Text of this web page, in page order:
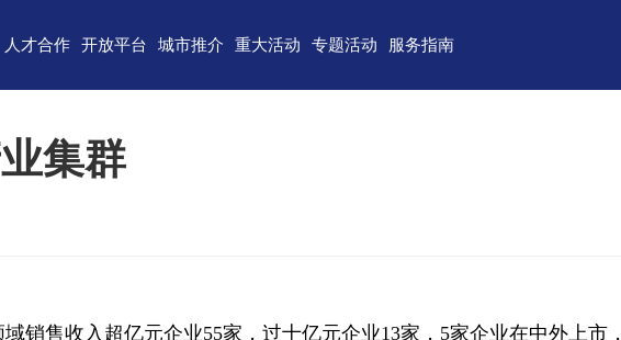
进平台
人才合作
人才需求
最新招聘
开放平台
中国(山东)自由贸易试验区
高新技术产业开发区
经济（技术）开发区
城市推介
济南 青岛
重大活动 专题活动
重点区域招商
服务指南
政务服务
集群
销售收入超亿元企业55家，过十亿元企业13家，5家企业在中外上市，